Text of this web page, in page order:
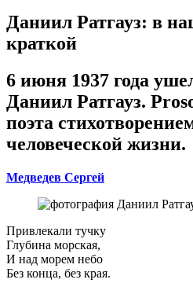
Даниил Ратгауз: в
краткой
6 июня 1937 года
Даниил Ратгауз.
поэта
человеческой жизни.
Медведев Сергей
Привлекали тучку
Глубина морская,
И над морем небо
Без конца, без края.